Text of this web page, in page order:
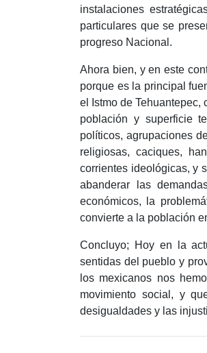
instalaciones
particulares que se
progreso Nacional.
Ahora bien, y en este
porque es la principal
el Istmo de Tehuantepec,
población y superficie
políticos, agrupaciones
religiosas, caciques,
corrientes ideológicas, y
abanderar las
económicos, la
convierte a la población
Concluyo; Hoy en la
sentidas del pueblo y
los mexicanos nos
movimiento social, y
desigualdades y las